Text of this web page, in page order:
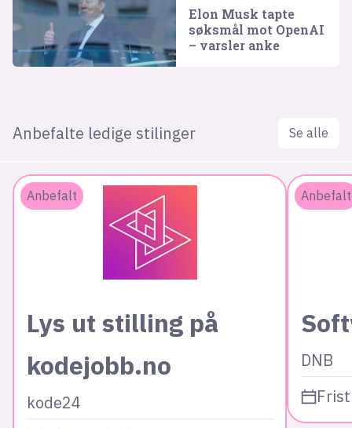
Elon Musk tapte
søksmål mot OpenAI
– varsler anke
Anbefalte ledige stilinger Se alle
Anbefalt
Lys ut stilling på
kodejobb.no
kode24
Anbefalt
DNB